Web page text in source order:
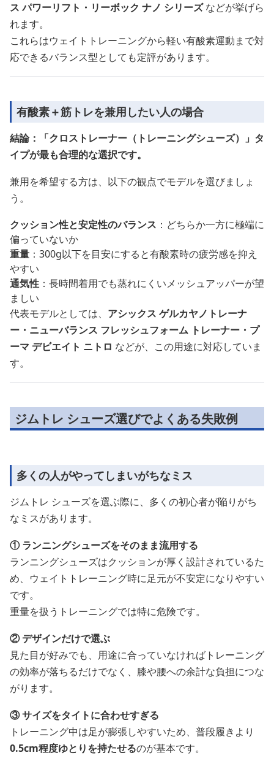
ス パワーリフト・リーボック ナノ シリーズなどが挙げら
れます。
これらはウェイトトレーニングから軽い有酸素運動まで対
応できるバランス型としても定評があります。
有酸素＋筋トレを兼用したい人の場合
結論：「クロストレーナー（トレーニングシューズ）」タ
イプが最も合理的な選択です。
兼用を希望する方は、以下の観点でモデルを選びましょ
う。
クッション性と安定性のバランス ：どちらか一方に極端に
偏っていないか
重量 ：300g以下を目安にすると有酸素時の疲労感を抑え
やすい
通気性 ：長時間着用でも蒸れにくいメッシュアッパーが望
ましい
代表モデルとしては、 アシックス ゲルカヤノトレーナ
ー・ニューバランス フレッシュフォーム トレーナー・プ
ーマ デビエイト ニトロ などが、この用途に対応していま
す。
ジムトレ シューズ選びでよくある失敗例
多くの人がやってしまいがちなミス
ジムトレ シューズを選ぶ際に、多くの初心者が陥りがち
なミスがあります。
① ランニングシューズをそのまま流用する
ランニングシューズはクッションが厚く設計されているた
め、ウェイトトレーニング時に足元が不安定になりやすい
です。
重量を扱うトレーニングでは特に危険です。
② デザインだけで選ぶ
見た目が好みでも、用途に合っていなければトレーニング
の効率が落ちるだけでなく、膝や腰への余計な負担につな
がります。
③ サイズをタイトに合わせすぎる
トレーニング中は足が膨張しやすいため、普段履きより
0.5cm程度ゆとりを持たせるのが基本です。